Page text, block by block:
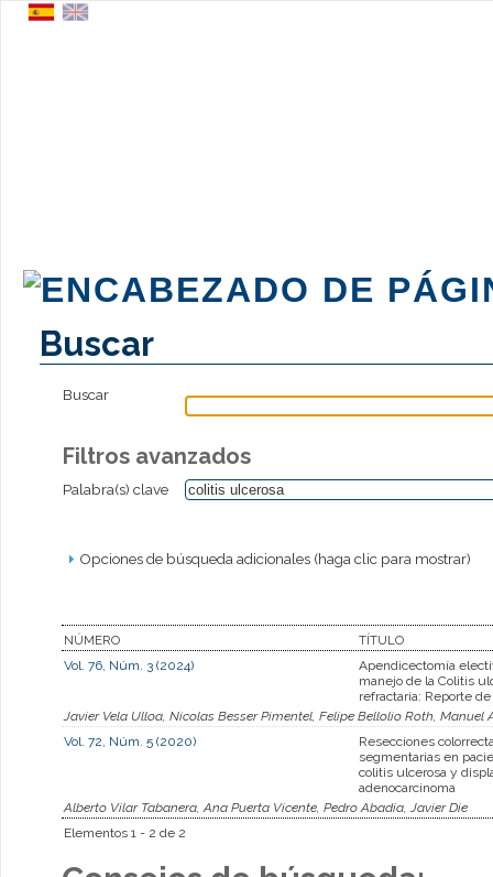
Buscar
Buscar
Filtros avanzados
Palabra(s) clave
Opciones de búsqueda adicionales (haga clic para mostrar)
NÚMERO
TÍTULO
Vol. 76, Núm. 3 (2024)
Apendicectomía
manejo de la Colitis
refractaria: Reporte de
Javier Vela Ulloa, Nicolas Besser Pimentel, Felipe Bellolio Roth, Manuel
Vol. 72, Núm. 5 (2020)
Resecciones
segmentarias en
colitis ulcerosa y
adenocarcinoma
Alberto Vilar Tabanera, Ana Puerta Vicente, Pedro Abadía, Javier Die
Elementos 1 - 2 de 2